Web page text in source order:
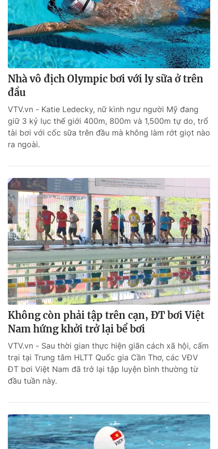
Nhà vô địch Olympic bơi với ly sữa ở trên
đầu
VTV.vn - Katie Ledecky, nữ kình ngư người Mỹ đang
giữ 3 kỷ lục thế giới 400m, 800m và 1,500m tự do, trổ
tài bơi với cốc sữa trên đầu mà không làm rớt giọt nào
ra ngoài.
Không còn phải tập trên cạn, ĐT bơi Việt
Nam hứng khởi trở lại bể bơi
VTV.vn - Sau thời gian thực hiện giãn cách xã hội, cấm
trại tại Trung tâm HLTT Quốc gia Cần Thơ, các VĐV
ĐT bơi Việt Nam đã trở lại tập luyện bình thường từ
đầu tuần này.